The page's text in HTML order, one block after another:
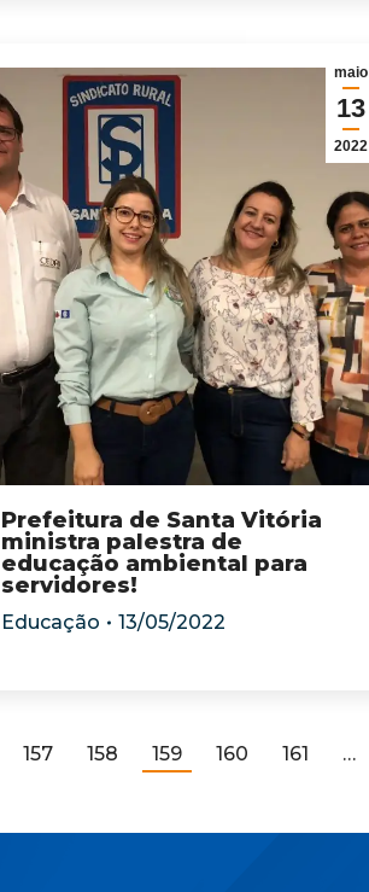
maio
13
2022
Prefeitura de Santa Vitória
ministra palestra de
educação ambiental para
servidores!
Educação 13/05/2022
157 158 159 160 161 …